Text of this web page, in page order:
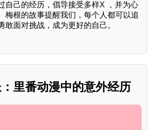
自己的经历，倡导接受多样X ，并为心
梅根的故事提醒我们，每个人都可以追
敢面对挑战，成为更好的自己。
里番动漫中的意外经历